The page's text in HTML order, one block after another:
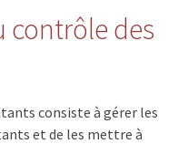
contrôle des
consiste à gérer les
et de les mettre à